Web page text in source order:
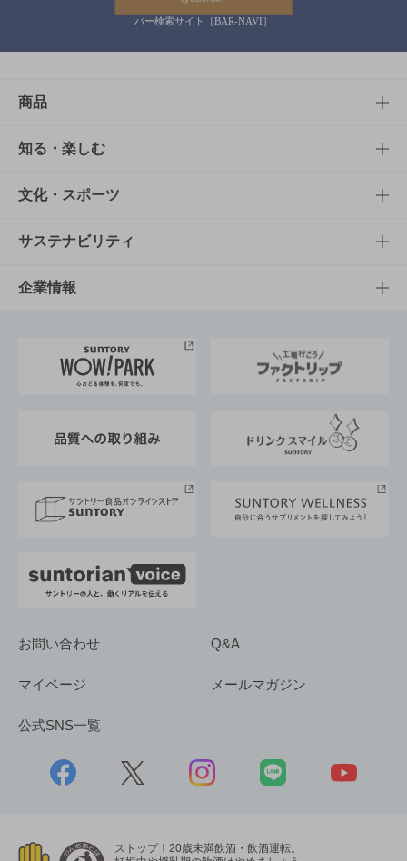
バー検索サイト［BAR-NAVI］
商品
商品TOP
商品一覧
商品発売情報
栄養成分一覧
知る・楽しむ
知る・楽しむTOP
キャンペーン
工場見学
地域情報
文化・スポーツ
文化・スポーツTOP
サントリーホール
サントリーサンバーズ大阪
サステナビリティ
サステナビリティTOP
サントリーが考えるサステナビリティ経営
企業情報
企業概要
採用情報
お問い合わせ Q&A
マイページ メールマガジン
公式SNS一覧
ストップ！20歳未満飲酒・飲酒運転。